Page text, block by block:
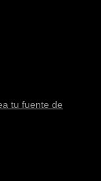
tu fuente de